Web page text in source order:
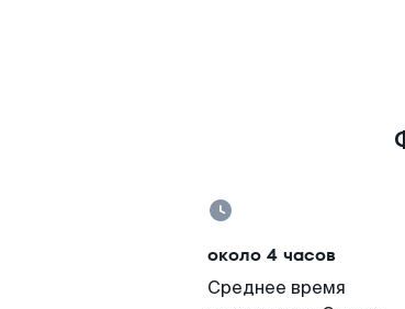
около 4 часов
Среднее время